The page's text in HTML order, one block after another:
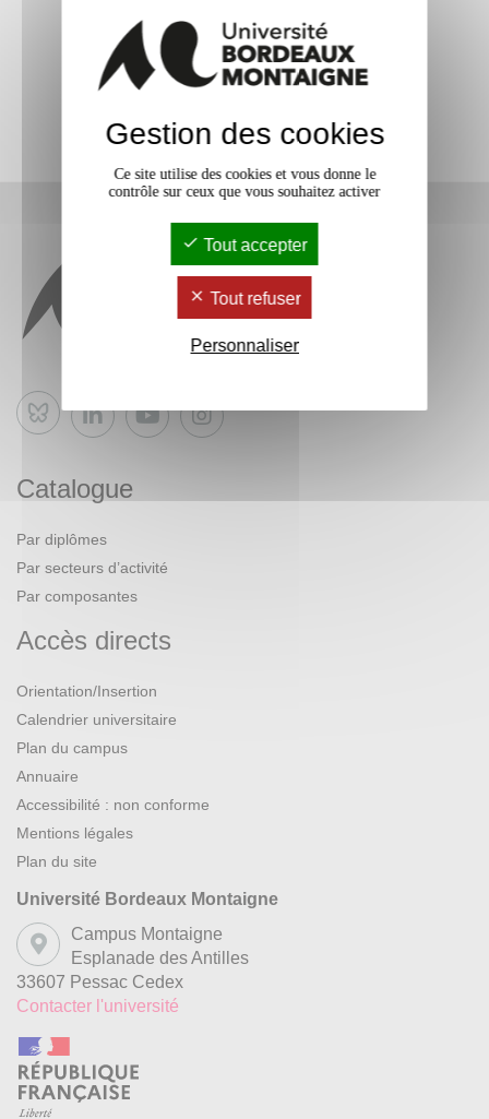
Bluesky
Catalogue
Par diplômes
Par secteurs d’activité
Par composantes
Accès directs
Orientation/Insertion
Calendrier universitaire
Plan du campus
Annuaire
Accessibilité : non conforme
Mentions légales
Plan du site
Université Bordeaux Montaigne
Campus Montaigne
Esplanade des Antilles
33607 Pessac Cedex
Contacter l'université
Gestion des cookies
Ce site utilise des cookies et vous donne le
contrôle sur ceux que vous souhaitez activer
Tout accepter
Tout refuser
Personnaliser